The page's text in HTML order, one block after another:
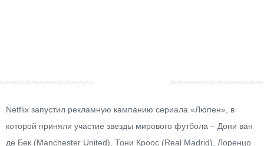
Netflix запустил рекламную кампанию сериала «Люпен», в
которой приняли участие звезды мирового футбола – Дони ван
де Бек (Manchester United), Тони Кроос (Real Madrid), Лоренцо